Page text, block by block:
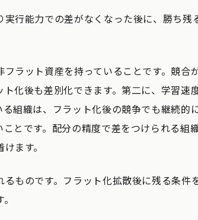
行能力での差がなくなった後に、勝ち残
ラット資産を持っていることです。競合
化後も差別化できます。第二に、学習速
組織は、フラット化後の競争でも継続的
とです。配分の精度で差をつけられる組
ます。
ものです。フラット化拡散後に残る条件